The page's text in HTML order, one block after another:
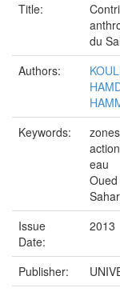
Title:
du
Authors:
Keywords:
eau
Issue
Date:
2013
Publisher: